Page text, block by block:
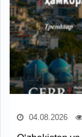
04.08.2026